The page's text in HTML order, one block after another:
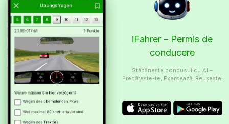
iFahrer – Permis de
conducere
Stăpânește condusul cu AI –
Pregătește-te, Exersează, Reușește!